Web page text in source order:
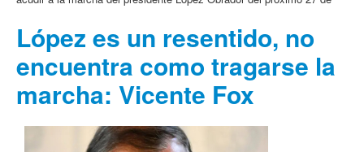
López es un resentido, no
encuentra como tragarse la
marcha: Vicente Fox